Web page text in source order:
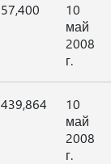
57,400
10
май
2008
г.
439,864
10
май
2008
г.